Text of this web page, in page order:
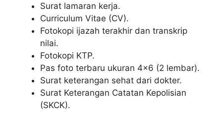
Surat lamaran kerja.
Curriculum Vitae (CV).
Fotokopi ijazah terakhir dan transkrip
nilai.
Fotokopi KTP.
Pas foto terbaru ukuran 4×6 (2 lembar).
Surat keterangan sehat dari dokter.
Surat Keterangan Catatan Kepolisian
(SKCK).